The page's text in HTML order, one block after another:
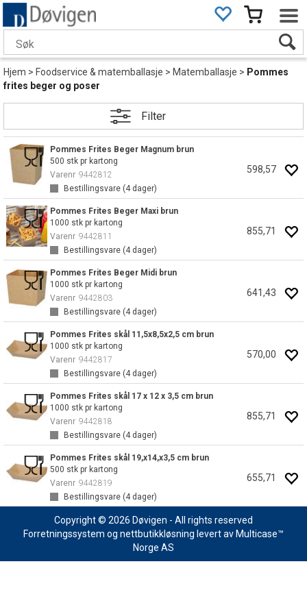
Hjem>Foodservice & matemballasje>Matemballasje> Pommes
frites beger og poser
Filter
Pommes Frites Beger Magnum brun
500 stk pr kartong
Varenr 9442812
Bestillingsvare (4dager)
598,57
Pommes Frites Beger Maxi brun
1000 stk pr kartong
Varenr 9442811
Bestillingsvare (4dager)
855,71
Pommes Frites Beger Midi brun
1000 stk pr kartong
Varenr 9442803
Bestillingsvare (4dager)
641,43
Pommes Frites skål 11,5x8,5x2,5 cm brun
1000 stk pr kartong
Varenr 9442817
Bestillingsvare (4dager)
570,00
Pommes Frites skål 17 x 12 x 3,5 cm brun
1000 stk pr kartong
Varenr 9442818
Bestillingsvare (4dager)
855,71
Pommes Frites skål 19,x14,x3,5 cm brun
500 stk pr kartong
Varenr 9442819
Bestillingsvare (4dager)
655,71
Copyright © 2026 Døvigen - All rights reserved
Forretningssystem og nettbutikkløsning levert av Multicase™
Norge AS